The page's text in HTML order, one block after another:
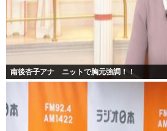
南後杏子アナ ニットで胸元強調！！